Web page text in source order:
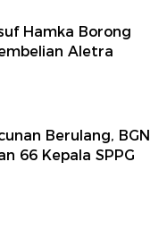
Hamka Borong
Aletra
Berulang, BGN
66 Kepala SPPG